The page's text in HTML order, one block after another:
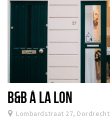
B&B Á LA LON
Lombardstraat 27, Dordrecht